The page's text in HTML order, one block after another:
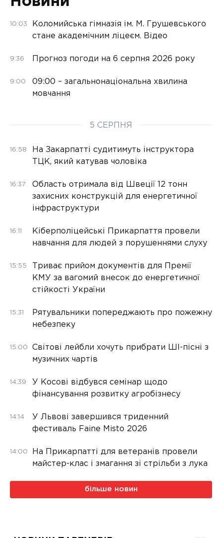
10:03
Коломийська гімназія ім. М. Грушевського
стане академічним ліцеєм. Відео
9:36 Прогноз погоди на 6 серпня 2026 року
9:00
09:00 – загальнонаціональна хвилина
мовчання
5 СЕРПНЯ
16:58
На Закарпатті судитимуть інструктора
ТЦК, який катував чоловіка
16:37
Область отримала від Швеції 12 тонн
захисних конструкцій для енергетичної
інфраструктури
16:11
Кіберполіцейські Прикарпаття провели
навчання для людей з порушеннями слуху
15:55
Триває прийом документів для Премії
КМУ за вагомий внесок до енергетичної
стійкості України
15:31
Рятувальники попереджають про пожежну
небезпеку
15:00
Світові лейбли хочуть прибрати ШІ-пісні з
музичних чартів
14:39
У Косові відбувся семінар щодо
фінансування розвитку агробізнесу
14:14
У Львові завершився триденний
фестиваль Faine Misto 2026
14:00
На Прикарпатті для ветеранів провели
майстер-клас і змагання зі стрільби з лука
більше новин